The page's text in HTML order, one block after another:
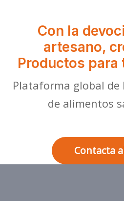
Con la
artesano,
Productos para
Plataforma global de
de alimentos
Contacta